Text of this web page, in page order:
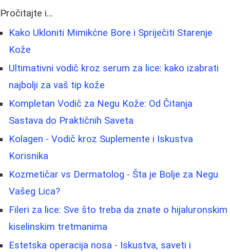
Pročitajte i...
Kako Ukloniti Mimikćne Bore i Spriječiti Starenje
Kože
Ultimativni vodič kroz serum za lice: kako izabrati
najbolji za vaš tip kože
Kompletan Vodič za Negu Kože: Od Čitanja
Sastava do Praktičnih Saveta
Kolagen - Vodič kroz Suplemente i Iskustva
Korisnika
Kozmetičar vs Dermatolog - Šta je Bolje za Negu
Vašeg Lica?
Fileri za lice: Sve što treba da znate o hijaluronskim
kiselinskim tretmanima
Estetska operacija nosa - Iskustva, saveti i